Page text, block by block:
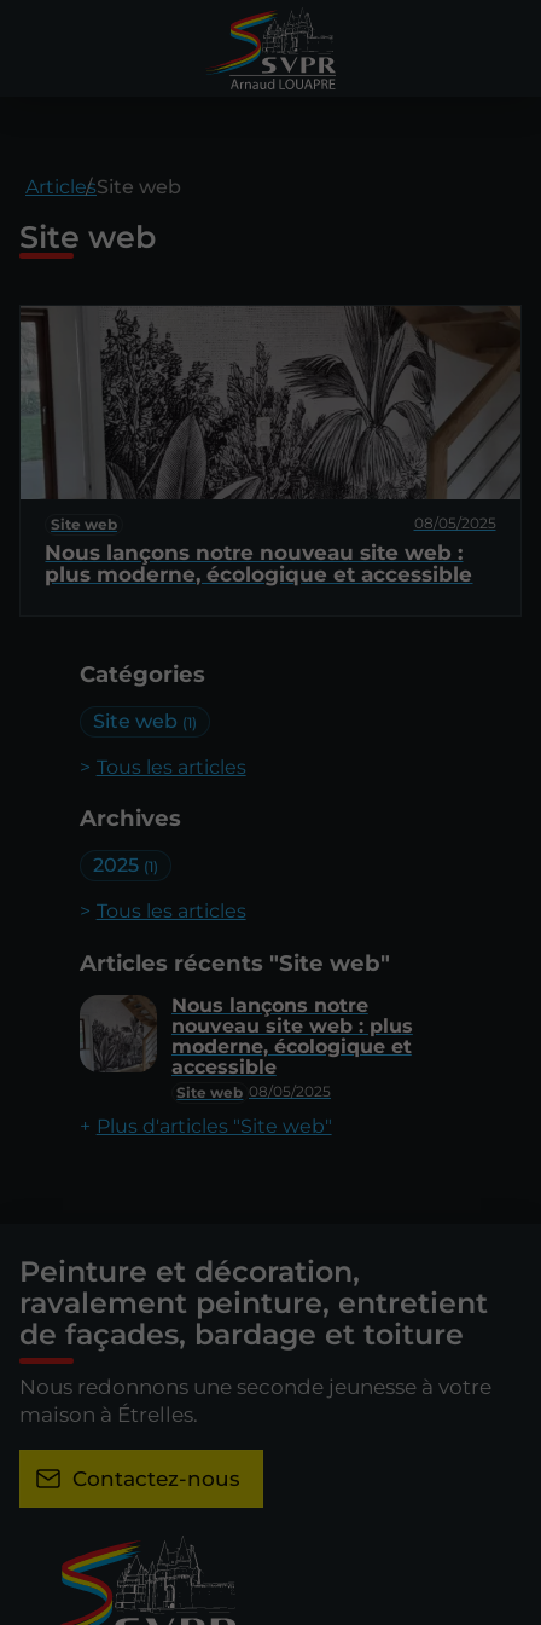
Catégories
Site web (1)
Tous les articles
Archives
2025 (1)
Tous les articles
Articles récents "Site web"
Site web 08/05/2025
Nous lançons notre
nouveau site web : plus
moderne, écologique et
accessible
Plus d'articles "Site web"
ArticlesSite web
Site web
Site web 08/05/2025
Nous lançons notre nouveau site web :
plus moderne, écologique et accessible
Peinture et décoration,
ravalement peinture, entretient
de façades, bardage et toiture
Nous redonnons une seconde jeunesse à votre
maison à Étrelles.
Contactez-nous